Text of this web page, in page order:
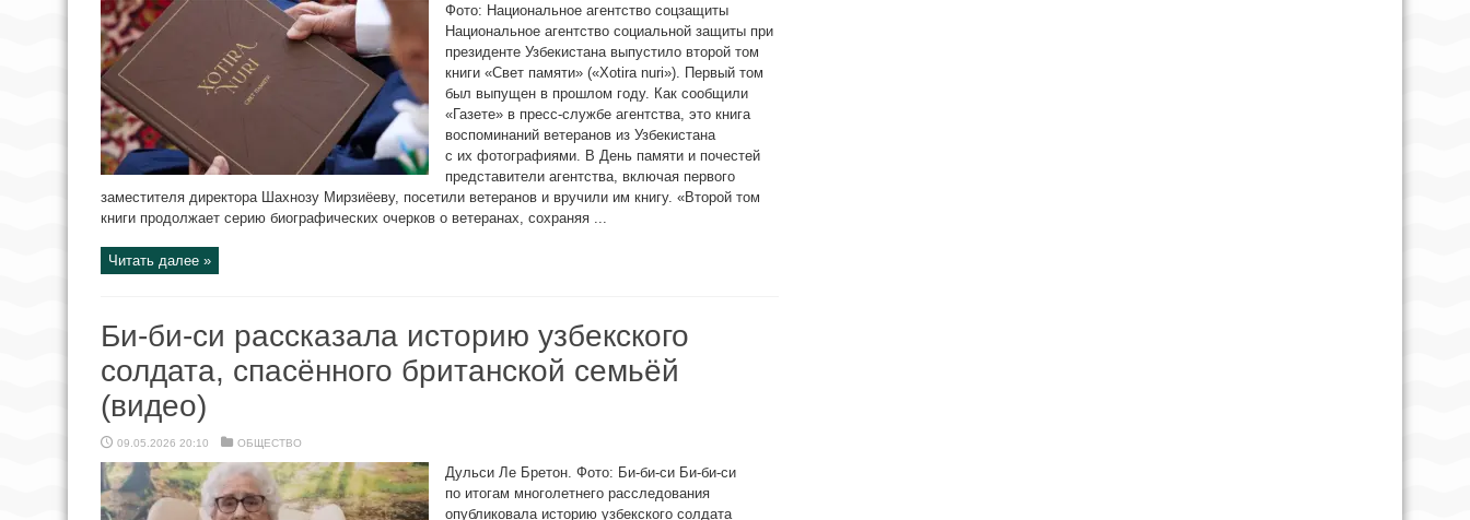
Фото: Национальное агентство соцзащиты
Национальное агентство социальной защиты при
президенте Узбекистана выпустило второй том
книги «Свет памяти» («Xotira nuri»). Первый том
был выпущен в прошлом году. Как сообщили
«Газете» в пресс-службе агентства, это книга
воспоминаний ветеранов из Узбекистана
с их фотографиями. В День памяти и почестей
представители агентства, включая первого
заместителя директора Шахнозу Мирзиёеву, посетили ветеранов и вручили им книгу. «Второй том
книги продолжает серию биографических очерков о ветеранах, сохраняя ...
Читать далее »
Би-би-си рассказала историю узбекского
солдата, спасённого британской семьёй
(видео)
09.05.2026 20:10 ОБЩЕСТВО
Дульси Ле Бретон. Фото: Би-би-си Би-би-си
по итогам многолетнего расследования
опубликовала историю узбекского солдата